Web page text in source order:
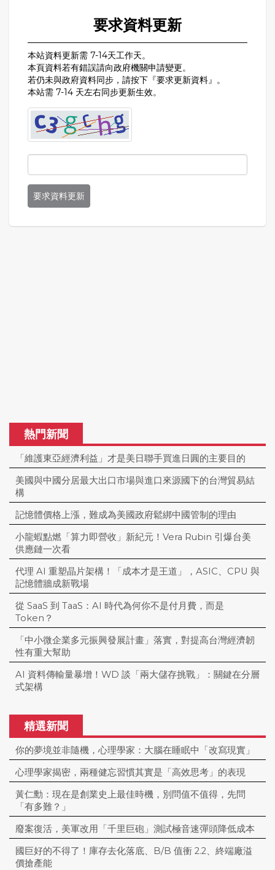
要求資料更新
本站資料更新需 7-14天工作天。
本頁資料若有錯誤請向政府機關申請變更。
若仍未與政府資料同步，請按下『要求更新資料』。
本站需 7-14 天左右同步更新生效。
要求資料更新
熱門新聞
「維護東亞經濟利益」才是美日聯手買進日圓的主要目的
美國與中國分居最大出口市場與進口來源國下的台灣貿易結
構
記憶體價格上漲，難成為美國政府鬆綁中國管制的理由
小龍蝦點燃「算力即營收」新紀元！Vera Rubin 引爆台美
供應鏈一次看
代理 AI 重塑晶片架構！「成本才是王道」，ASIC、CPU 與
記憶體牆成新戰場
從 SaaS 到 TaaS：AI 時代為何你不是付月費，而是
Token？
「中小微企業多元振興發展計畫」落實，對提高台灣經濟韌
性有重大幫助
AI 資料傳輸量暴增！WD 談「兩大儲存挑戰」：關鍵在分層
式架構
精選新聞
你的夢境並非隨機，心理學家：大腦在睡眠中「改寫現實」
心理學家揭密，兩種健忘習慣其實是「高效思考」的表現
黃仁勳：現在是創業史上最佳時機，別問值不值得，先問
「有多難？」
廢案復活，美軍改用「千里巨砲」測試極音速彈頭降低成本
國巨好的不得了！庫存去化落底、B/B 值衝 2.2、終端廠溢
價搶產能